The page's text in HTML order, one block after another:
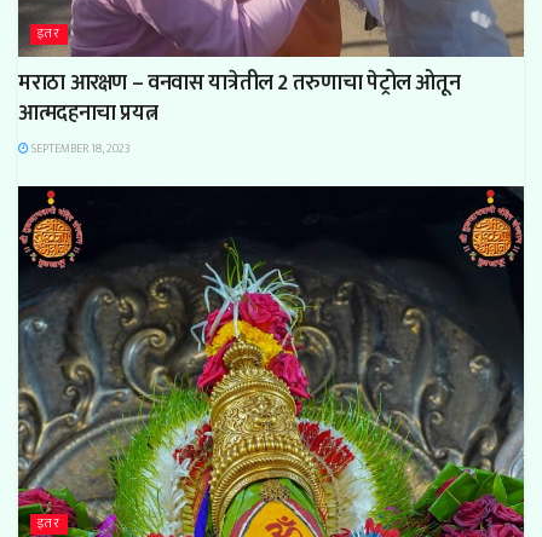
इतर
मराठा आरक्षण – वनवास यात्रेतील 2 तरुणाचा पेट्रोल ओतून
आत्मदहनाचा प्रयत्न
SEPTEMBER 18, 2023
इतर